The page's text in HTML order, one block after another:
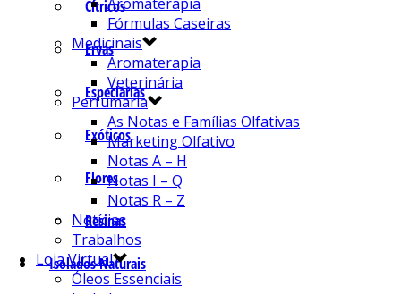
Cítricos
Ervas
Especiarias
Exóticos
Flores
Resinas
Isolados Naturais
Fórmulas Caseiras
Medicinais
Aromaterapia
Veterinária
Perfumaria
As Notas e Famílias Olfativas
Marketing Olfativo
Notas A – H
Notas I – Q
Notas R – Z
Notícias
Trabalhos
Loja Virtual
Óleos Essenciais